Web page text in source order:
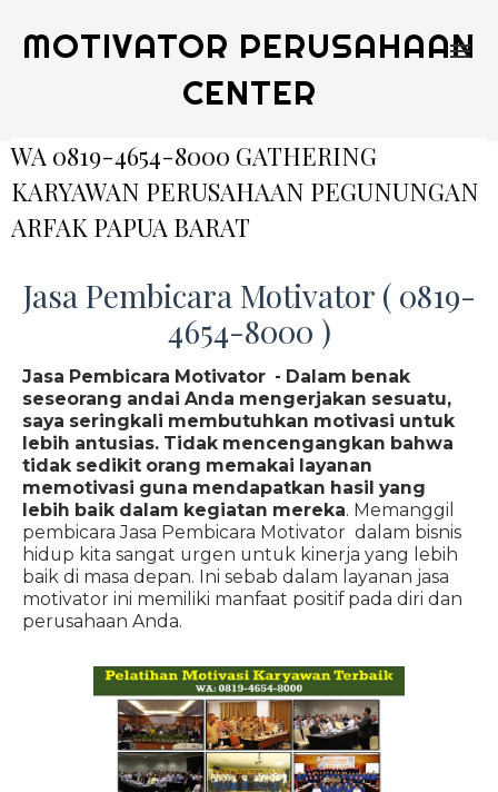
MOTIVATOR PERUSAHAAN
CENTER
WA 0819-4654-8000 GATHERING
KARYAWAN PERUSAHAAN PEGUNUNGAN
ARFAK PAPUA BARAT
Jasa Pembicara Motivator ( 0819-
4654-8000 )
Jasa Pembicara Motivator - Dalam benak
seseorang andai Anda mengerjakan sesuatu,
saya seringkali membutuhkan motivasi untuk
lebih antusias. Tidak mencengangkan bahwa
tidak sedikit orang memakai layanan
memotivasi guna mendapatkan hasil yang
lebih baik dalam kegiatan mereka. Memanggil
pembicara Jasa Pembicara Motivator dalam bisnis
hidup kita sangat urgen untuk kinerja yang lebih
baik di masa depan. Ini sebab dalam layanan jasa
motivator ini memiliki manfaat positif pada diri dan
perusahaan Anda.